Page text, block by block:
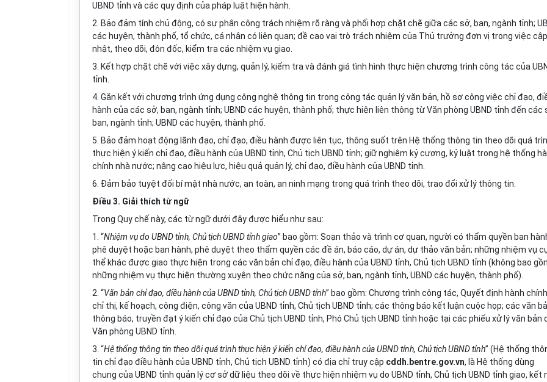
UBND tỉnh và các quy định của pháp luật hiện hành.
2. Bảo đảm tính chủ động, có sự phân công trách nhiệm rõ ràng và phối hợp chặt chẽ giữa các sở, ban, ngành tỉnh;
các huyện, thành phố, tổ chức, cá nhân có liên quan; đề cao vai trò trách nhiệm của Thủ trưởng đơn vị trong việc cập
nhật, theo dõi, đôn đốc, kiểm tra các nhiệm vụ giao.
3. Kết hợp chặt chẽ với việc xây dựng, quản lý, kiểm tra và đánh giá tình hình thực hiện chương trình công tác của
tỉnh.
4. Gắn kết với chương trình ứng dụng công nghệ thông tin trong công tác quản lý văn bản, hồ sơ công việc chỉ đạo,
hành của các sở, ban, ngành tỉnh; UBND các huyện, thành phố; thực hiện liên thông từ Văn phòng UBND tỉnh đến các
ban, ngành tỉnh; UBND các huyện, thành phố.
5. Bảo đảm hoạt động lãnh đạo, chỉ đạo, điều hành được liên tục, thông suốt trên Hệ thống thông tin theo dõi quá
thực hiện ý kiến chỉ đạo, điều hành của UBND tỉnh, Chủ tịch UBND tỉnh; giữ nghiêm kỷ cương, kỷ luật trong hệ thống
chính nhà nước; nâng cao hiệu lực, hiệu quả quản lý, chỉ đạo, điều hành của UBND tỉnh.
6. Đảm bảo tuyệt đối bí mật nhà nước, an toàn, an ninh mạng trong quá trình theo dõi, trao đổi xử lý thông tin.
Điều 3. Giải thích từ ngữ
Trong Quy chế này, các từ ngữ dưới đây được hiểu như sau:
1. “Nhiệm vụ do UBND tỉnh, Chủ tịch UBND tỉnh giao” bao gồm: Soạn thảo và trình cơ quan, người có thẩm quyền ban
phê duyệt hoặc ban hành, phê duyệt theo thẩm quyền các đề án, báo cáo, dự án, dự thảo văn bản; những nhiệm vụ
thể khác được giao thực hiện trong các văn bản chỉ đạo, điều hành của UBND tỉnh, Chủ tịch UBND tỉnh (không bao
những nhiệm vụ thực hiện thường xuyên theo chức năng của sở, ban, ngành tỉnh, UBND các huyện, thành phố).
2. “Văn bản chỉ đạo, điều hành của UBND tỉnh, Chủ tịch UBND tỉnh” bao gồm: Chương trình công tác, Quyết định hành
chỉ thị, kế hoạch, công điện, công văn của UBND tỉnh, Chủ tịch UBND tỉnh; các thông báo kết luận cuộc họp; các văn
thông báo, truyền đạt ý kiến chỉ đạo của Chủ tịch UBND tỉnh, Phó Chủ tịch UBND tỉnh hoặc tại các phiếu xử lý văn bản
Văn phòng UBND tỉnh.
3. “Hệ thống thông tin theo dõi quá trình thực hiện ý kiến chỉ đạo, điều hành của UBND tỉnh, Chủ tịch UBND tỉnh” (Hệ thống
tin chỉ đạo điều hành của UBND tỉnh, Chủ tịch UBND tỉnh) có địa chỉ truy cập cddh.bentre.gov.vn, là Hệ thống dùng
chung của UBND tỉnh quản lý cơ sở dữ liệu theo dõi về thực hiện nhiệm vụ do UBND tỉnh, Chủ tịch UBND tỉnh giao, kết